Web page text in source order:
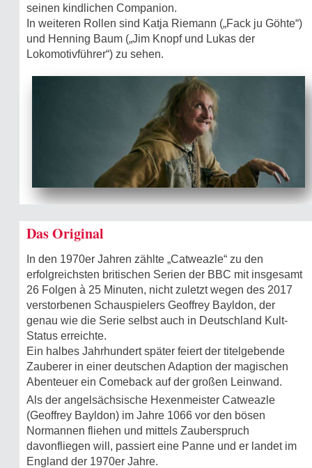
seinen kindlichen Companion.
In weiteren Rollen sind Katja Riemann („Fack ju Göhte“)
und Henning Baum („Jim Knopf und Lukas der
Lokomotivführer“) zu sehen.
Das Original
In den 1970er Jahren zählte „Catweazle“ zu den
erfolgreichsten britischen Serien der BBC mit insgesamt
26 Folgen à 25 Minuten, nicht zuletzt wegen des 2017
verstorbenen Schauspielers Geoffrey Bayldon, der
genau wie die Serie selbst auch in Deutschland Kult-
Status erreichte.
Ein halbes Jahrhundert später feiert der titelgebende
Zauberer in einer deutschen Adaption der magischen
Abenteuer ein Comeback auf der großen Leinwand.
Als der angelsächsische Hexenmeister Catweazle
(Geoffrey Bayldon) im Jahre 1066 vor den bösen
Normannen fliehen und mittels Zauberspruch
davonfliegen will, passiert eine Panne und er landet im
England der 1970er Jahre.